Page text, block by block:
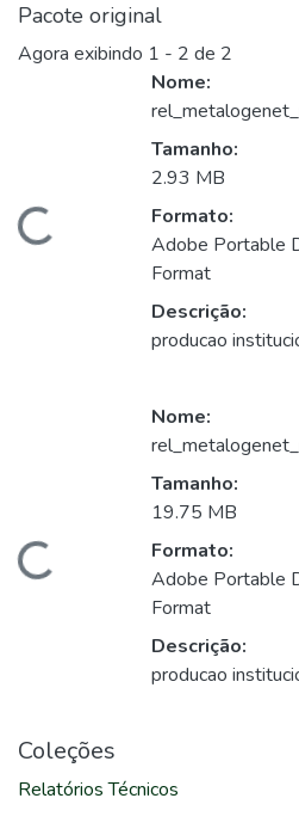
Pacote original
Agora exibindo 1 - 2 de 2
Carregando...
Nome:
Tamanho:
2.93 MB
Formato:
Adobe Portable
Format
Descrição:
producao
Carregando...
Nome:
Tamanho:
19.75 MB
Formato:
Adobe Portable
Format
Descrição:
producao
Coleções
Relatórios Técnicos